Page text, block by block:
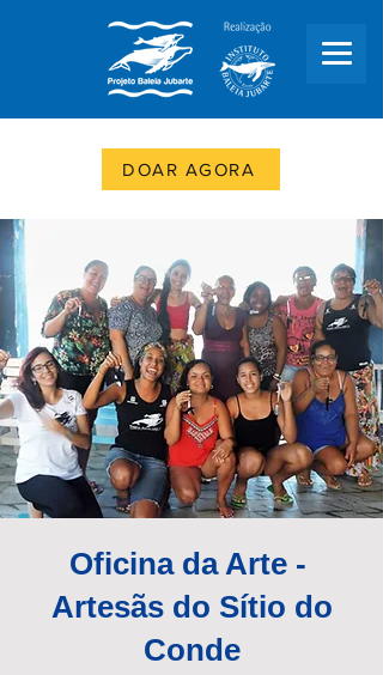
DOAR AGORA
Oficina da Arte -
Artesãs do Sítio do
Conde